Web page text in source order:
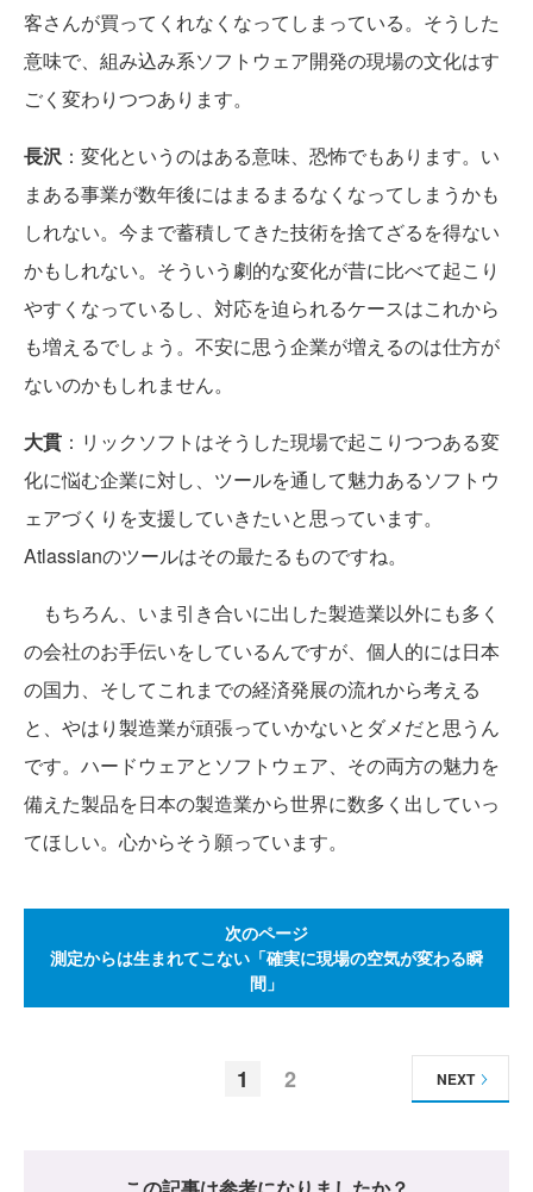
客さんが買ってくれなくなってしまっている。そうした
意味で、組み込み系ソフトウェア開発の現場の文化はす
ごく変わりつつあります。
長沢 ：変化というのはある意味、恐怖でもあります。い
まある事業が数年後にはまるまるなくなってしまうかも
しれない。今まで蓄積してきた技術を捨てざるを得ない
かもしれない。そういう劇的な変化が昔に比べて起こり
やすくなっているし、対応を迫られるケースはこれから
も増えるでしょう。不安に思う企業が増えるのは仕方が
ないのかもしれません。
大貫 ：リックソフトはそうした現場で起こりつつある変
化に悩む企業に対し、ツールを通して魅力あるソフトウ
ェアづくりを支援していきたいと思っています。
Atlassianのツールはその最たるものですね。
もちろん、いま引き合いに出した製造業以外にも多く
の会社のお手伝いをしているんですが、個人的には日本
の国力、そしてこれまでの経済発展の流れから考える
と、やはり製造業が頑張っていかないとダメだと思うん
です。ハードウェアとソフトウェア、その両方の魅力を
備えた製品を日本の製造業から世界に数多く出していっ
てほしい。心からそう願っています。
次のページ
測定からは生まれてこない「確実に現場の空気が変わる瞬
間」
1 2 NEXT